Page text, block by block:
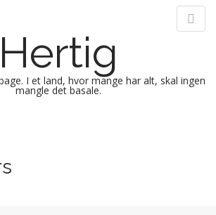
Hertig
I et land, hvor mange har alt, skal ingen
mangle det basale.